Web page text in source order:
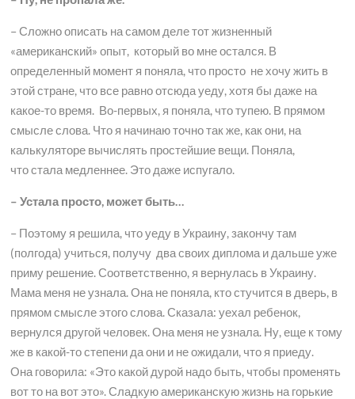
– Сложно описать на самом деле тот жизненный
«американский» опыт, который во мне остался. В
определенный момент я поняла, что просто не хочу жить в
этой стране, что все равно отсюда уеду, хотя бы даже на
какое-то время. Во-первых, я поняла, что тупею. В прямом
смысле слова. Что я начинаю точно так же, как они, на
калькуляторе вычислять простейшие вещи. Поняла,
что стала медленнее. Это даже испугало.
– Устала просто, может быть…
– Поэтому я решила, что уеду в Украину, закончу там
(полгода) учиться, получу два своих диплома и дальше уже
приму решение. Соответственно, я вернулась в Украину.
Мама меня не узнала. Она не поняла, кто стучится в дверь, в
прямом смысле этого слова. Сказала: уехал ребенок,
вернулся другой человек. Она меня не узнала. Ну, еще к тому
же в какой-то степени да они и не ожидали, что я приеду.
Она говорила: «Это какой дурой надо быть, чтобы променять
вот то на вот это». Сладкую американскую жизнь на горькие